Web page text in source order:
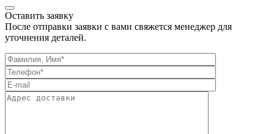
Оставить заявку
После отправки заявки с вами свяжется менеджер для
уточнения деталей.